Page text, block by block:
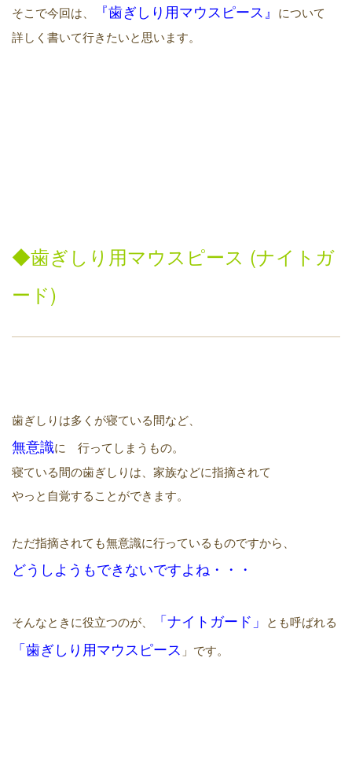
そこで今回は、 『歯ぎしり用マウスピース 』 について
詳しく書いて行きたいと思います。
◆歯ぎしり用マウスピース (ナイトガ
ード)
歯ぎしりは多くが寝ている間など、
無意識に 行ってしまうもの。
寝ている間の歯ぎしりは、家族などに指摘されて
やっと自覚することができます。
ただ指摘されても無意識に行っているものですから、
どう しようもできないですよね・・ ・
そんなときに役立つのが、 「ナイトガード」 とも呼ばれる
「歯ぎしり用マウスピース 」 です。